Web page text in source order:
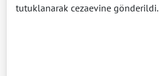
tutuklanarak cezaevine gönderildi.